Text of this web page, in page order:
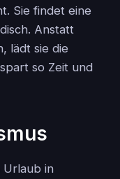
Sie findet eine
Anstatt
lädt sie die
so Zeit und
in